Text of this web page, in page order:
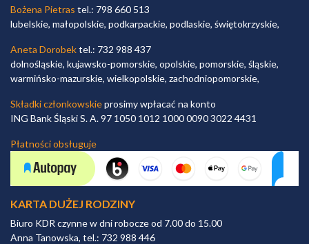
Bożena Pietras tel.: 798 660 513
lubelskie, małopolskie, podkarpackie, podlaskie, świętokrzyskie,
Aneta Dorobektel.: 732 988 437
dolnośląskie, kujawsko-pomorskie, opolskie, pomorskie, śląskie,
warmińsko-mazurskie, wielkopolskie, zachodniopomorskie,
Składki członkowskieprosimy wpłacać na konto
ING Bank Śląski S. A. 97 1050 1012 1000 0090 3022 4431
Płatności obsługuje
KARTA DUŻEJ RODZINY
Biuro KDR czynne w dni robocze od 7.00 do 15.00
Anna Tanowska, tel.: 732 988 446